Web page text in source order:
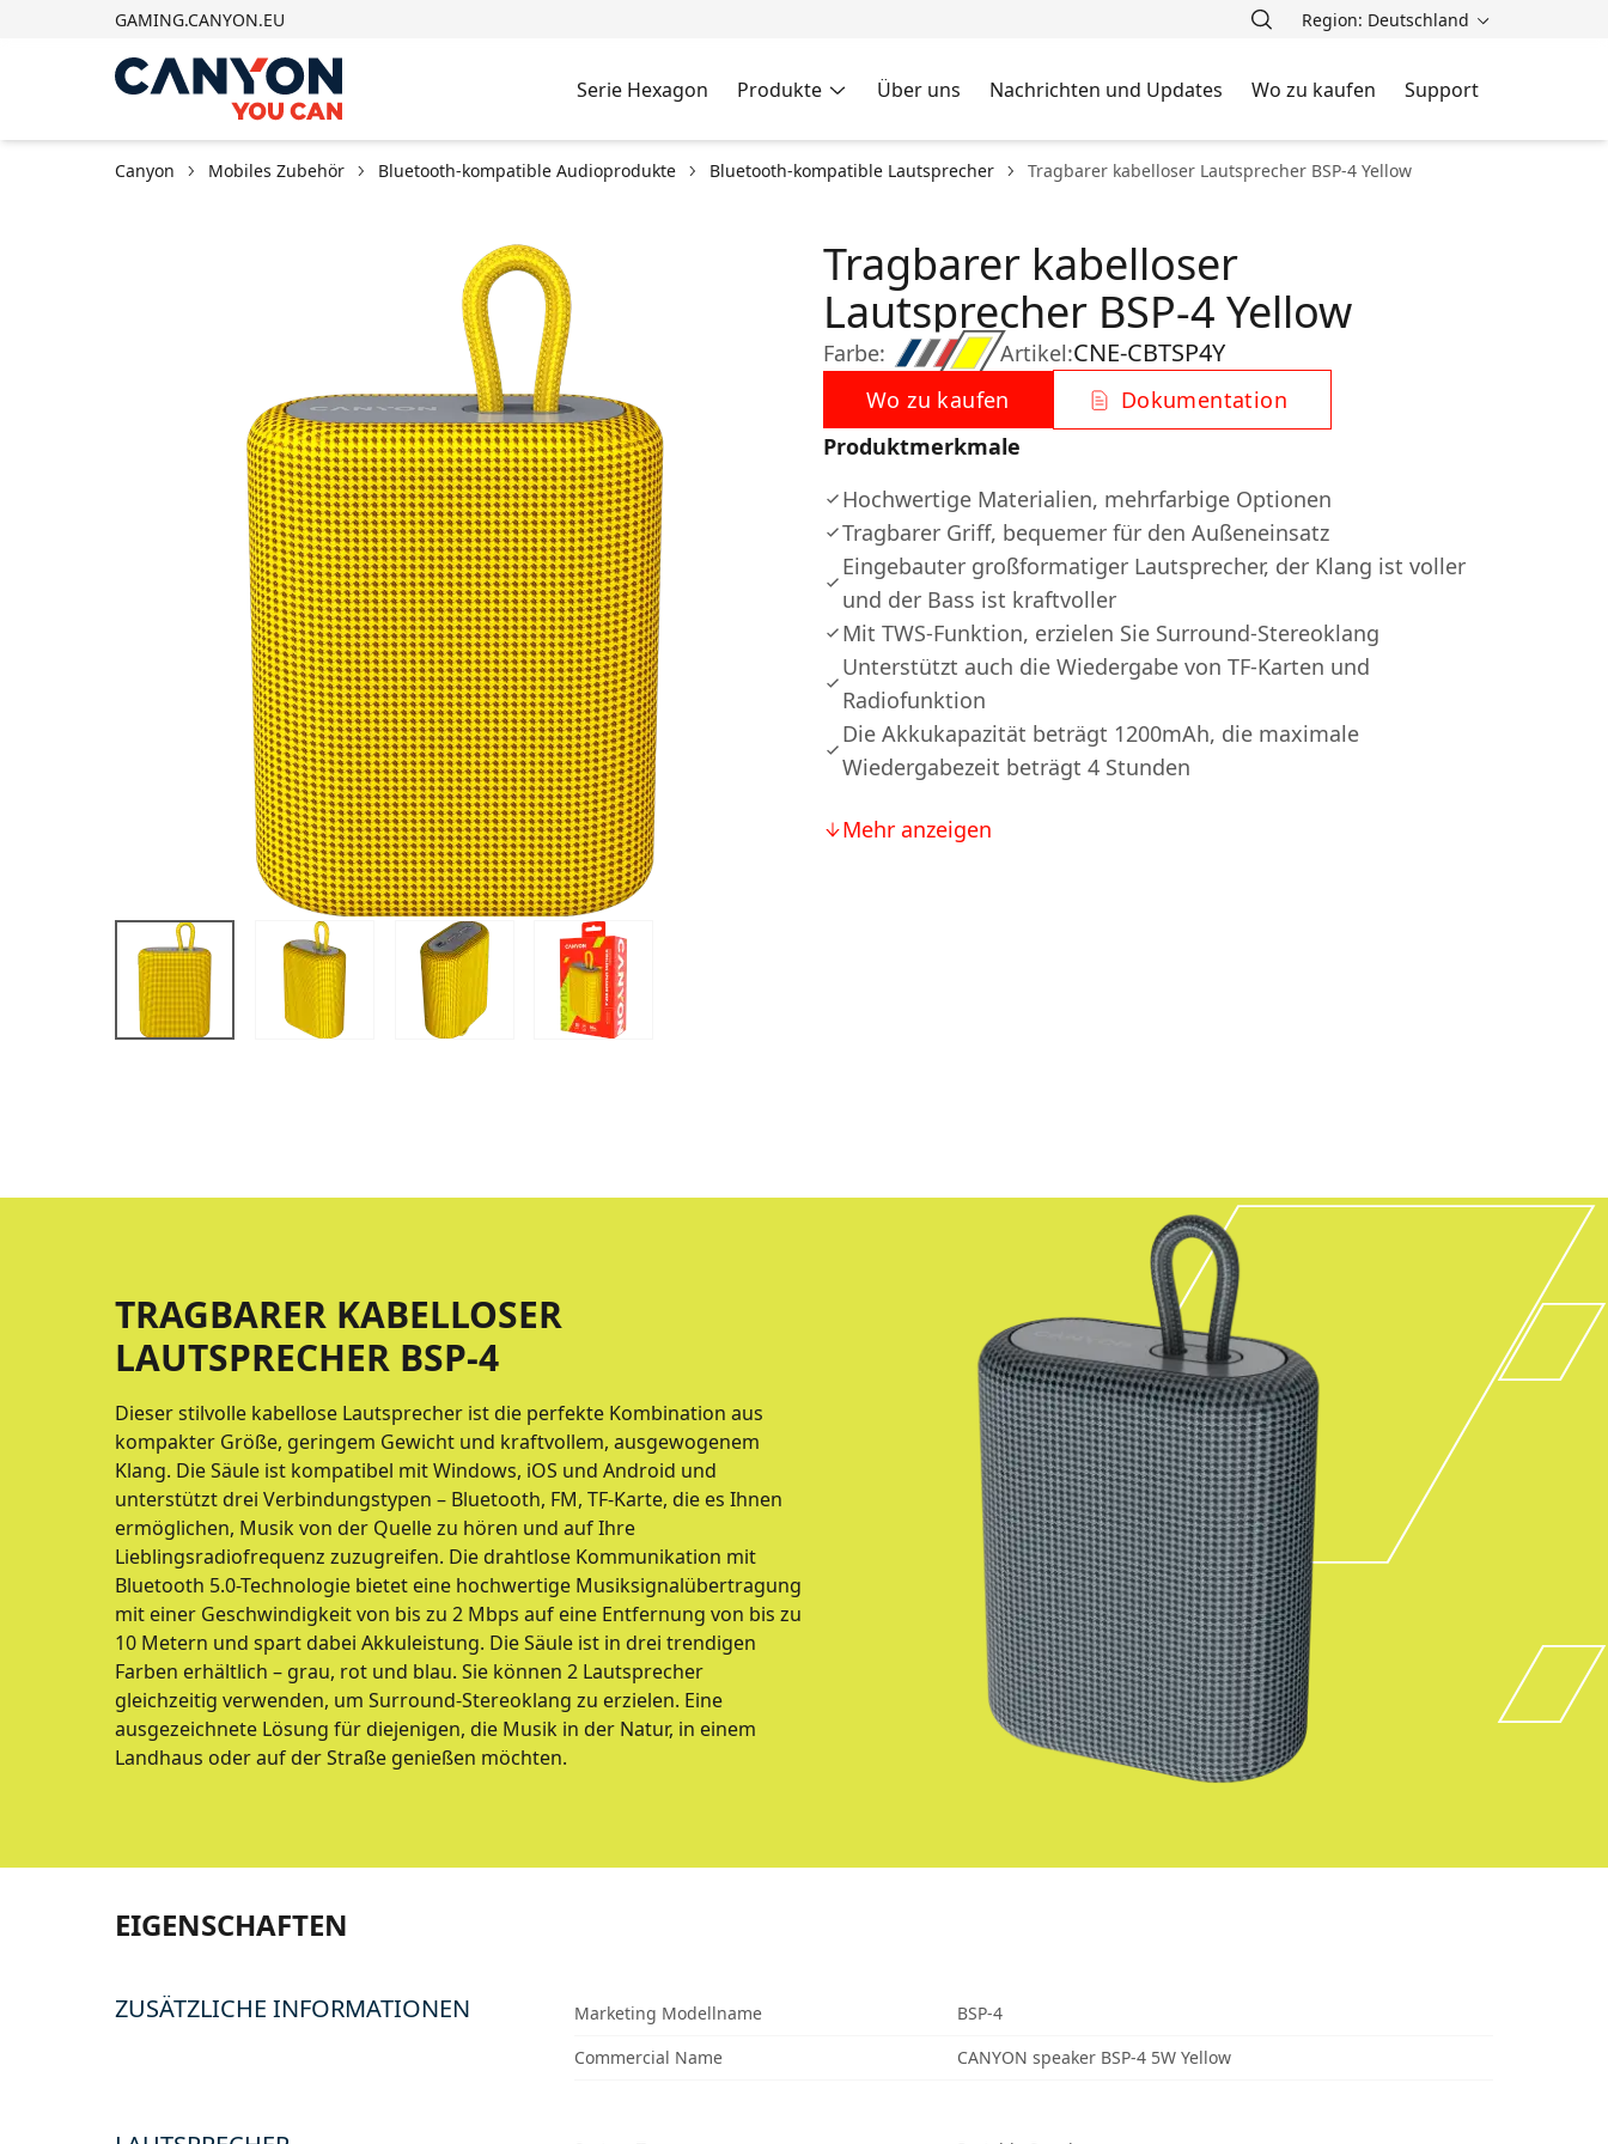
GAMING.CANYON.EU Region: Deutschland
Serie Hexagon Produkte Über uns Nachrichten und Updates Wo zu kaufen Support
Canyon Mobiles Zubehör Bluetooth-kompatible Audioprodukte Bluetooth-kompatible Lautsprecher Tragbarer kabelloser Lautsprecher BSP-4 Yellow
Farbe:
Tragbarer kabelloser
Lautsprecher BSP-4 Yellow
Artikel:CNE-CBTSP4Y
Wo zu kaufen
Dokumentation
Produktmerkmale
Hochwertige Materialien, mehrfarbige Optionen
Tragbarer Griff, bequemer für den Außeneinsatz
Eingebauter großformatiger Lautsprecher, der Klang ist voller
und der Bass ist kraftvoller
Mit TWS-Funktion, erzielen Sie Surround-Stereoklang
Unterstützt auch die Wiedergabe von TF-Karten und
Radiofunktion
Die Akkukapazität beträgt 1200mAh, die maximale
Wiedergabezeit beträgt 4 Stunden
Mehr anzeigen
TRAGBARER KABELLOSER
LAUTSPRECHER BSP-4
Dieser stilvolle kabellose Lautsprecher ist die perfekte Kombination aus
kompakter Größe, geringem Gewicht und kraftvollem, ausgewogenem
Klang. Die Säule ist kompatibel mit Windows, iOS und Android und
unterstützt drei Verbindungstypen – Bluetooth, FM, TF-Karte, die es Ihnen
ermöglichen, Musik von der Quelle zu hören und auf Ihre
Lieblingsradiofrequenz zuzugreifen. Die drahtlose Kommunikation mit
Bluetooth 5.0-Technologie bietet eine hochwertige Musiksignalübertragung
mit einer Geschwindigkeit von bis zu 2 Mbps auf eine Entfernung von bis zu
10 Metern und spart dabei Akkuleistung. Die Säule ist in drei trendigen
Farben erhältlich – grau, rot und blau. Sie können 2 Lautsprecher
gleichzeitig verwenden, um Surround-Stereoklang zu erzielen. Eine
ausgezeichnete Lösung für diejenigen, die Musik in der Natur, in einem
Landhaus oder auf der Straße genießen möchten.
EIGENSCHAFTEN
ZUSÄTZLICHE INFORMATIONEN Marketing Modellname
BSP-4
Commercial Name
CANYON speaker BSP-4 5W Yellow